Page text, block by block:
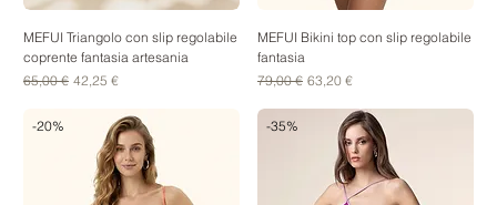
MEFUI Triangolo con slip regolabile
coprente fantasia artesania
Prezzo regolare
65,00 € Prezzo scontato
42,25 €
MEFUI Bikini top con slip regolabile
fantasia
Prezzo regolare
79,00 € Prezzo scontato
63,20 €
-20% -35%